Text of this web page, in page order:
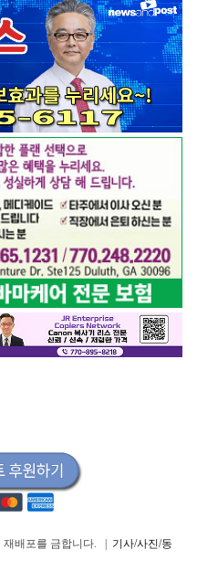
재배포를 금합니다. | 기사/사진/동